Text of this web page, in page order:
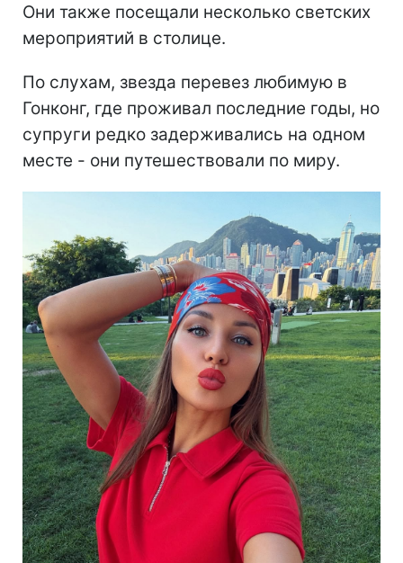
Они также посещали несколько светских
мероприятий в столице.
По слухам, звезда перевез любимую в
Гонконг, где проживал последние годы, но
супруги редко задерживались на одном
месте - они путешествовали по миру.